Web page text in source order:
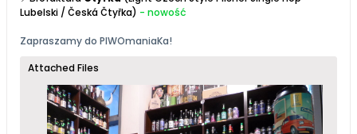
Lubelski / Česká Čtyřka) - nowość
Zapraszamy do PIWOmaniaKa!
Attached Files